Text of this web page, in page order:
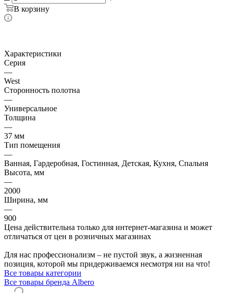
В корзину
Характеристики
Серия
—
West
Сторонность полотна
—
Универсальное
Толщина
—
37 мм
Тип помещения
—
Ванная, Гардеробная, Гостинная, Детская, Кухня, Спальня
Высота, мм
—
2000
Ширина, мм
—
900
Цена действительна только для интернет-магазина и может
отличаться от цен в розничных магазинах
Для нас профессионализм – не пустой звук, а жизненная
позиция, которой мы придерживаемся несмотря ни на что!
Все товары категории
Все товары бренда Albero